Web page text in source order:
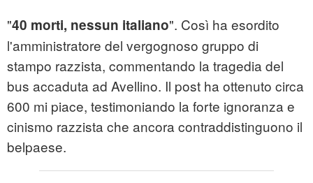
"40 morti, nessun italiano". Così ha esordito
l'amministratore del vergognoso gruppo di
stampo razzista, commentando la tragedia del
bus accaduta ad Avellino. Il post ha ottenuto circa
600 mi piace, testimoniando la forte ignoranza e
cinismo razzista che ancora contraddistinguono il
belpaese.